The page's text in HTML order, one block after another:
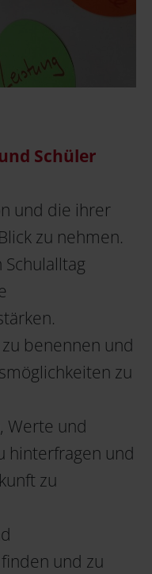
Schüler
und die ihrer
zu nehmen.
benennen und
zu
Werte und
hinterfragen und
zu
und zu